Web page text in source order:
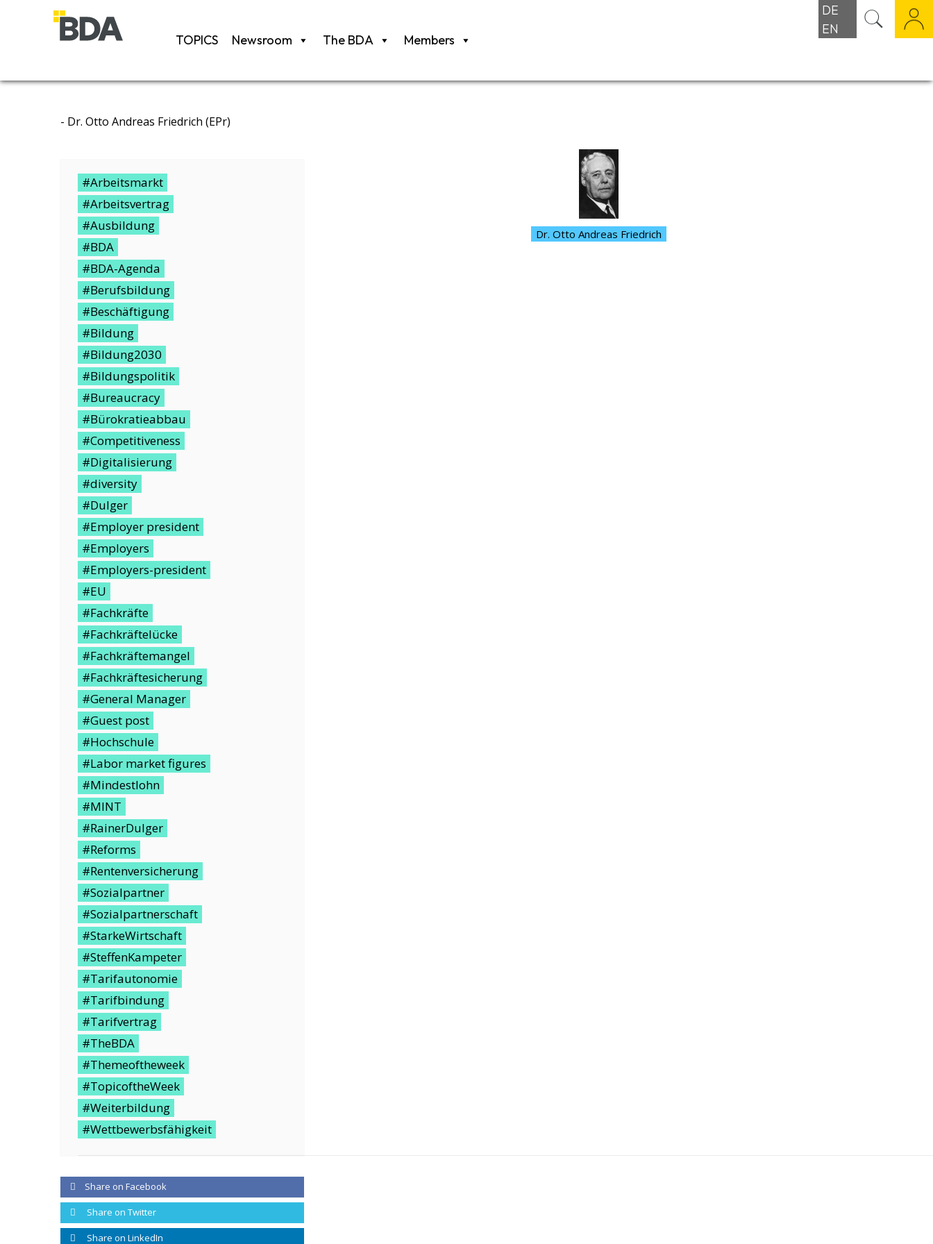
TOPICS Newsroom The BDA Members
DE
EN
- Dr. Otto Andreas Friedrich (ePr)
#Arbeitsmarkt
#Arbeitsvertrag
#Ausbildung
#BDA
#BDA-Agenda
#Berufsbildung
#Beschäftigung
#Bildung
#Bildung2030
#Bildungspolitik
#Bureaucracy
#Bürokratieabbau
#Competitiveness
#Digitalisierung
#diversity
#Dulger
#Employer president
#Employers
#Employers-president
#EU
#Fachkräfte
#Fachkräftelücke
#Fachkräftemangel
#Fachkräftesicherung
#General Manager
#Guest post
#Hochschule
#Labor market figures
#Mindestlohn
#MINT
#RainerDulger
#Reforms
#Rentenversicherung
#Sozialpartner
#Sozialpartnerschaft
#StarkeWirtschaft
#SteffenKampeter
#Tarifautonomie
#Tarifbindung
#Tarifvertrag
#TheBDA
#Themeoftheweek
#TopicoftheWeek
#Weiterbildung
#Wettbewerbsfähigkeit
Share on Facebook
Share on Twitter
Share on LinkedIn
Dr. Otto Andreas Friedrich